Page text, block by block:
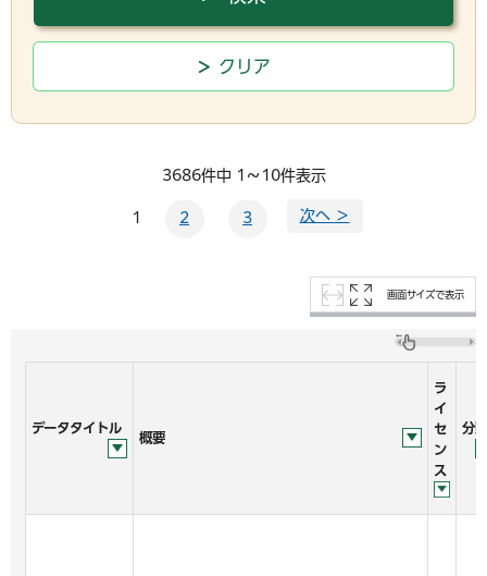
3686件中 1～10件表示
1 2 3 次へ ＞
画面サイズで表示
データタイトル
概要
ラ
イ
セ
ン
ス
分野